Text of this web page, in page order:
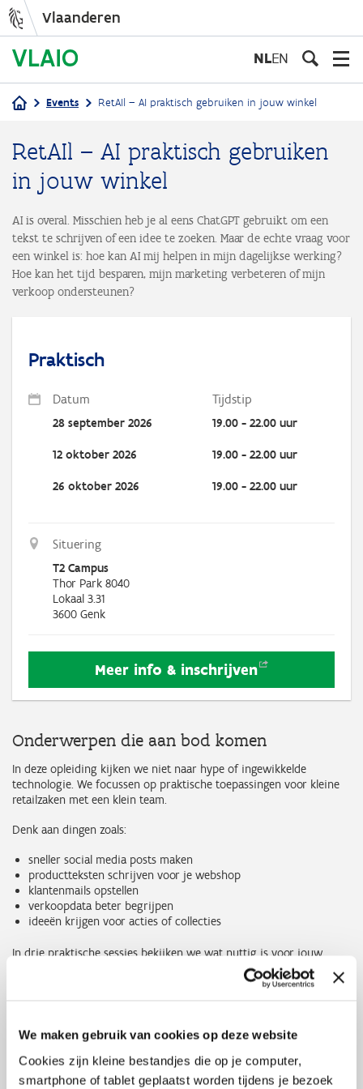
We maken gebruik van cookies op deze website
Cookies zijn kleine bestandjes die op je computer,
smartphone of tablet geplaatst worden tijdens je bezoek
inhoud
Vlaanderen
NLEN
Events RetAIl – AI praktisch gebruiken in jouw winkel
RetAIl – AI praktisch gebruiken
in jouw winkel
AI is overal. Misschien heb je al eens ChatGPT gebruikt om een
tekst te schrijven of een idee te zoeken. Maar de echte vraag voor
een winkel is: hoe kan AI mij helpen in mijn dagelijkse werking?
Hoe kan het tijd besparen, mijn marketing verbeteren of mijn
verkoop ondersteunen?
Praktisch
Datum Tijdstip
28 september 2026 19.00 - 22.00 uur
12 oktober 2026 19.00 - 22.00 uur
26 oktober 2026 19.00 - 22.00 uur
Situering
T2 Campus
Thor Park 8040
Lokaal 3.31
3600 Genk
Meer info & inschrijven
Onderwerpen die aan bod komen
In deze opleiding kijken we niet naar hype of ingewikkelde
technologie. We focussen op praktische toepassingen voor kleine
retailzaken met een klein team.
Denk aan dingen zoals:
sneller social media posts maken
productteksten schrijven voor je webshop
klantenmails opstellen
verkoopdata beter begrijpen
ideeën krijgen voor acties of collecties
In drie praktische sessies bekijken we wat nuttig is voor jouw
Je werkt stap voor stap aan een eenvoudig plan: waar begin je, wat
Je vertrekt dus niet met theorie, maar met concrete ideeën die je
meteen kan proberen in je zaak.